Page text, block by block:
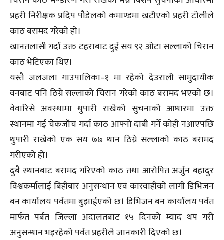
प्रहरी निरीक्षक प्रदिप पौडेलको कमाण्डमा खटीएको प्रहरी टोलीले
काठ बरामद गरेको हो।
खानतलासी गर्दा उक्त टहराबाट दुई सय ९२ ओटा सल्लाको चिरान
काठ भेटिएका थिए।
यस्तै जलजला गाउपालिका–१ मा रहेको देउराली सामुदायीक
वनबाट पनि ठिग्रे सल्लाको चिरान गरेको काठ बरामद भएको छ।
वेवारिसे अवस्थामा थुपारी राखेको सुचनाको आधारमा उक्त
स्थानमा गई चेकजाँच गर्दा काठ आफ्नो दाबी गर्ने कोही नआएपछि
थुपारी राखेको एक सय ७७ थान ठिग्रे सल्लाको काठ बरामद
गरीएको हो।
दुबै स्थानबाट बरामद गरिएको काठ तथा आरोपित अर्जुन बहादुर
विश्वकर्मालाई बिहीबार अनुसन्धान एवं कारवाहीको लागी डिभिजन
बन कार्यालय पर्वतमा बुझाईएको छ। डिभिजन बन कार्यालय पर्वत
मार्फत पर्बत जिल्ला अदालतबाट १५ दिनको म्याद थप गरी
अनुसन्धान भइरहेको पर्वत प्रहरीले जानकारी दिएको छ।